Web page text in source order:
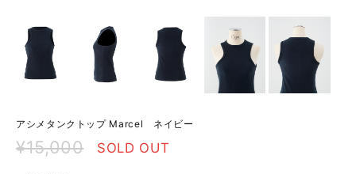
アシメタンクトップ Marcel ネイビー
¥15,000 SOLD OUT